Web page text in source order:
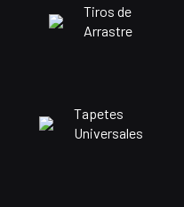
Tiros de
Arrastre
Tapetes
Universales